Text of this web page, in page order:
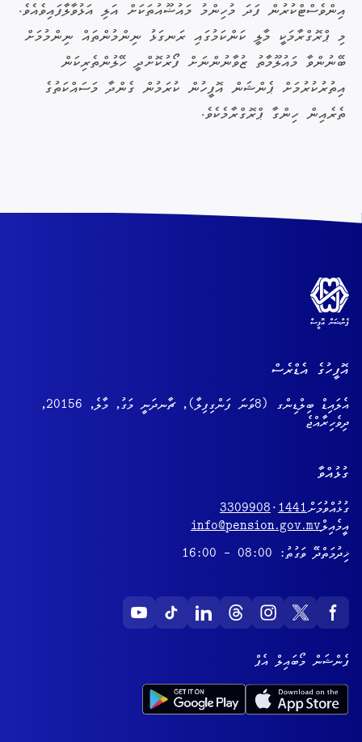
އިންވެސްޓްކުރުން ފަދަ މުހިންމު މައުޟޫއުތަކަށް އަލި އަޅުވާލާފައިވެއެވެ.
މި ޕްރޮގްރާމަކީ މާލީ ކަންކަމުގައި ރަނގަޅު ނިންމުންތައް ނިންމުމަށް
ބޭނުންވާ މައުލޫމާތު ޒުވާނުންނަށް ފޯރުކޮށްދީ ހޭލުންތެރިކަން
އިތުރުކުރުމަށް ޕެންޝަން އޮފީހުން ކުރަމުން ގެންދާ މަސައްކަތުގެ
ތެރެއިން ހިންގާ ޕްރޮގްރާމެކެވެ.
އޮފީހުގެ އެޑްރެސް
އެލައިޑް ބިލްޑިންގ (8ވަނަ ފަންގިފިލާ), ޗާނދަނީ މަގު, މާލެ, 20156,
ދިވެހިރާއްޖެ
ގުޅުއްވާ
ގުޅުއްވުމަށް1441
·
3309908
އީމެއިލްinfo@pension.gov.mv
ޚިދުމަތްދޭ ވަގުތު: 08:00 - 16:00
ޕެންޝަން މޯބައިލް އެޕް